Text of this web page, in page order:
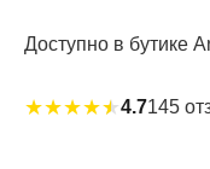
Доступно в бутике
★★★★★4.7145